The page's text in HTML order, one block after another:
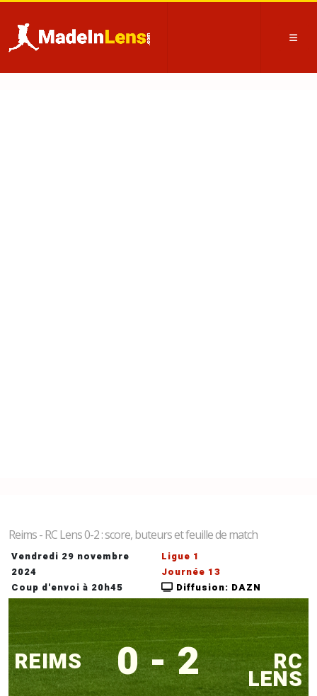
Reims - RC Lens 0-2 : score, buteurs et feuille de match
Vendredi 29 novembre
2024
Coup d'envoi à 20h45
Ligue 1
Journée 13
Diffusion: DAZN
REIMS 0 - 2 RC
LENS